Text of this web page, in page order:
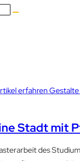
Stadt mit
des